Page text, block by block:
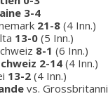
3-4
21-8 (4 Inn.)
13-0 (5 Inn.)
8-1 (6 Inn.)
2-14(4 Inn.)
13-2 (4 Inn.)
vs.